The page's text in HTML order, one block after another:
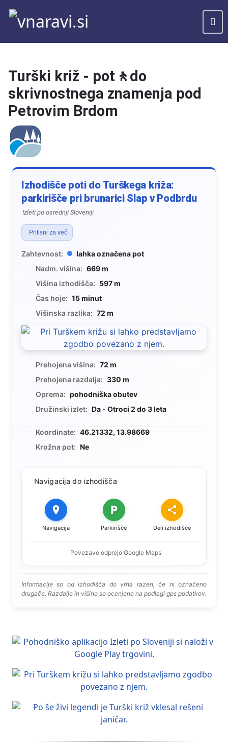
Turški križ - pot🚶do
skrivnostnega znamenja pod
Petrovim Brdom
Izhodišče poti do Turškega križa:
parkirišče pri brunarici Slap v Podbrdu
Izleti po osrednji Sloveniji
Pritisni za več
Zahtevnost:
lahka označena pot
Nadm. višina: 669 m
Višina izhodišča: 597 m
Čas hoje: 15 minut
Višinska razlika: 72 m
Prehojena višina: 72 m
Prehojena razdalja: 330 m
Oprema: pohodniška obutev
Družinski izlet: Da - Otroci 2 do 3 leta
Koordinate: 46.21332, 13.98669
Krožna pot: Ne
Navigacija do izhodišča
Navigacija Parkirišče Deli izhodišče
Povezave odprejo Google Maps
Informacije so od izhodišča do vrha razen, če ni označeno
drugače. Razdalje in višine so ocenjene na podlagi gps podatkov.